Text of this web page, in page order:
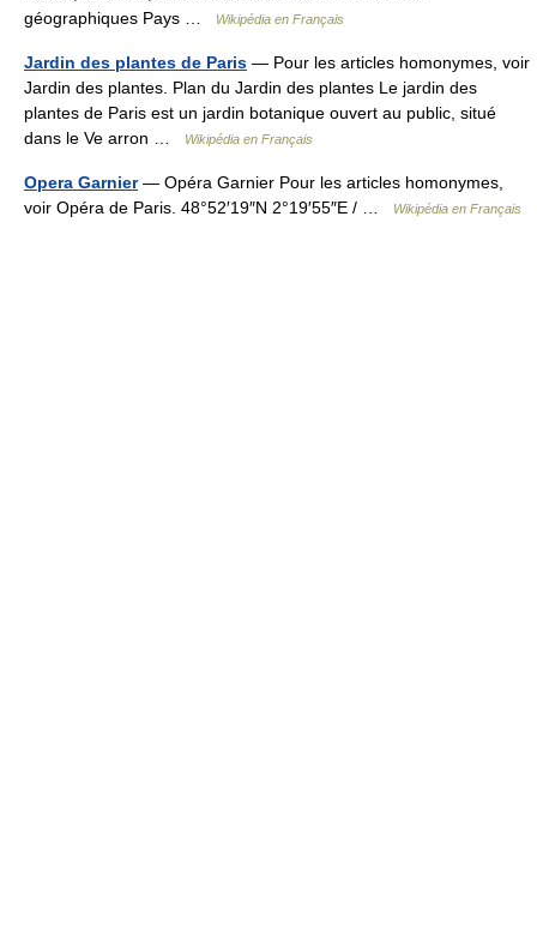
géographiques Pays …
Wikipédia en Français
Jardin des plantes de Paris — Pour les articles homonymes, voir
Jardin des plantes. Plan du Jardin des plantes Le jardin des
plantes de Paris est un jardin botanique ouvert au public, situé
dans le Ve arron …
Wikipédia en Français
Opera Garnier— Opéra Garnier Pour les articles homonymes,
voir Opéra de Paris. 48°52′19″N 2°19′55″E / …
Wikipédia en Français